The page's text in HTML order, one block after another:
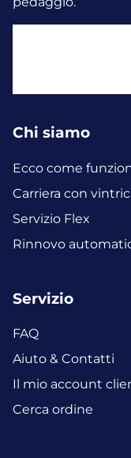
Chi siamo
Ecco come
Carriera con
Servizio Flex
Rinnovo
Servizio
FAQ
Aiuto & Contatti
Il mio account
Cerca ordine